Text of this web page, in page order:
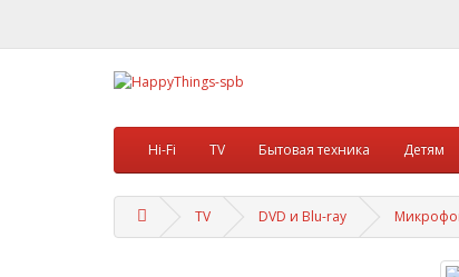
Hi-Fi TV Бытовая техника Детям
TV DVD и Blu-ray